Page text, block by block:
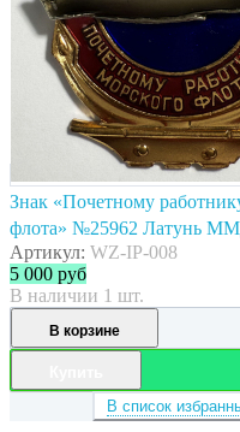
Знак «Почетному
флота» №25962 Латунь
Артикул: WZ-IP-008
5 000 руб
В наличии 1 шт.
В корзине
В список